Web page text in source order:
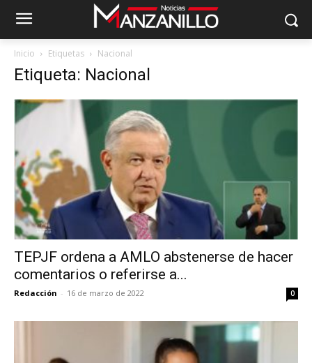
Inicio Etiquetas Nacional
Etiqueta: Nacional
TEPJF ordena a AMLO abstenerse de hacer
comentarios o referirse a...
Redacción - 16 de marzo de 2022 0